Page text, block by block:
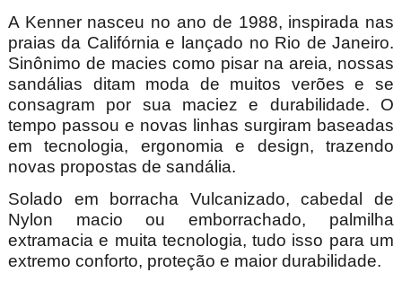
A Kenner nasceu no ano de 1988, inspirada nas
praias da Califórnia e lançado no Rio de Janeiro.
Sinônimo de macies como pisar na areia, nossas
sandálias ditam moda de muitos verões e se
consagram por sua maciez e durabilidade. O
tempo passou e novas linhas surgiram baseadas
em tecnologia, ergonomia e design, trazendo
novas propostas de sandália.
Solado em borracha Vulcanizado, cabedal de
Nylon macio ou emborrachado, palmilha
extramacia e muita tecnologia, tudo isso para um
extremo conforto, proteção e maior durabilidade.